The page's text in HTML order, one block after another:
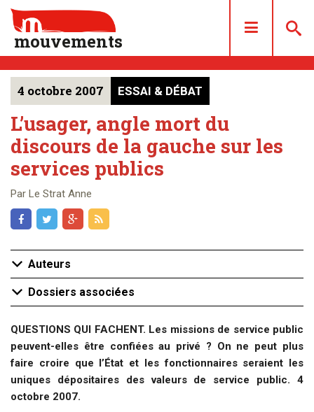
mouvements
DOSSIERS
LES NUMÉROS
QUI SOMMES NOUS ?
CONTACT
4 octobre 2007 ESSAI & DÉBAT
L’usager, angle mort du
discours de la gauche sur les
services publics
Par Le Strat Anne
Auteurs
Dossiers associées
QUESTIONS QUI FACHENT. Les missions de service public
peuvent-elles être confiées au privé ? On ne peut plus
faire croire que l’État et les fonctionnaires seraient les
uniques dépositaires des valeurs de service public. 4
octobre 2007.